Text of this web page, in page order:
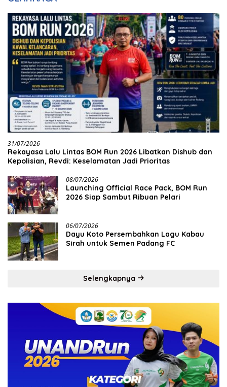
31/07/2026
Rekayasa Lalu Lintas BOM Run 2026 Libatkan Dishub dan
Kepolisian, Revdi: Keselamatan Jadi Prioritas
08/07/2026
Launching Official Race Pack, BOM Run
2026 Siap Sambut Ribuan Pelari
06/07/2026
Dayu Koto Persembahkan Lagu Kabau
Sirah untuk Semen Padang FC
Selengkapnya